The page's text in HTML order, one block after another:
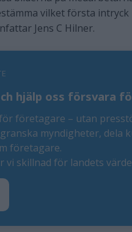
vilket första
Jens C Hilner.
hjälp oss försvara
företagare – utan
myndigheter, dela
företagare.
vi skillnad för landets